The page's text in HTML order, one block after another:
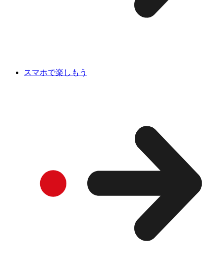
スマホで楽しもう